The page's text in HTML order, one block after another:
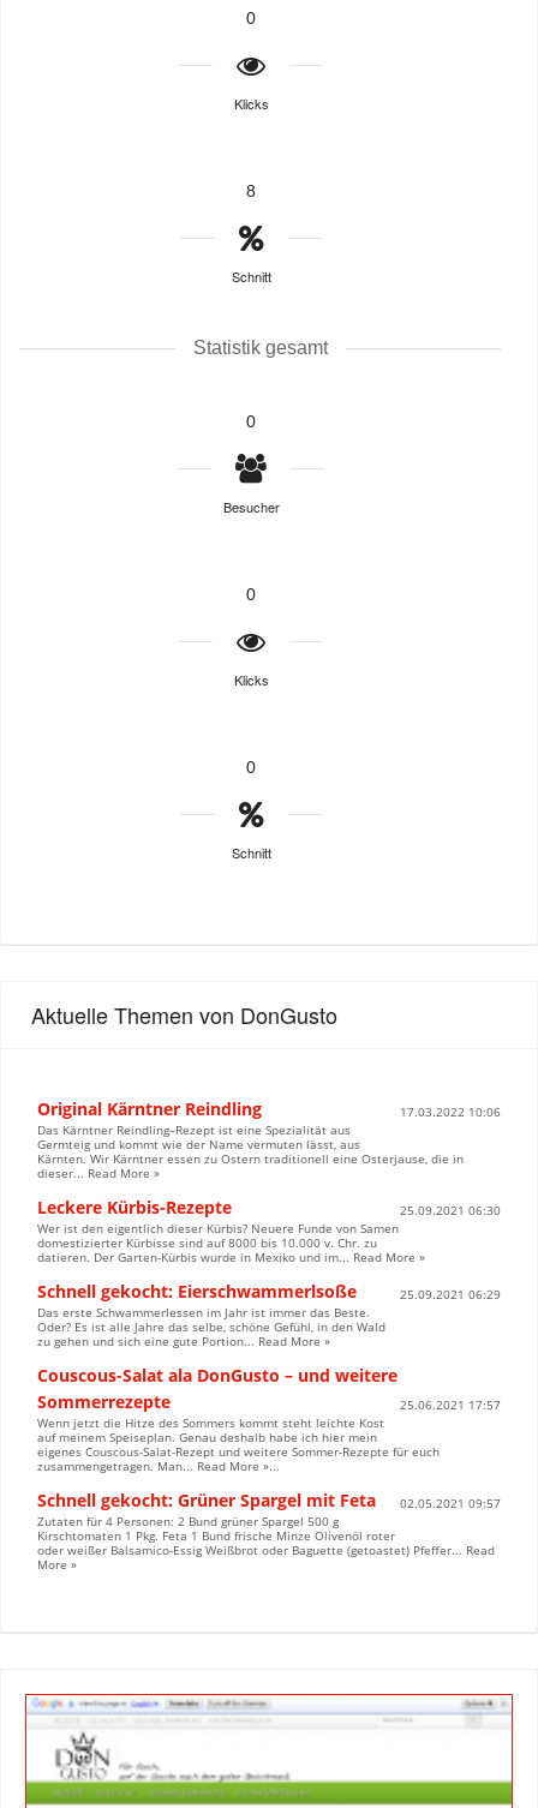
0
Klicks
8
Schnitt
Statistik gesamt
0
Besucher
0
Klicks
0
Schnitt
Aktuelle Themen von DonGusto
Original Kärntner Reindling
17.03.2022 10:06
Das Kärntner Reindling–Rezept ist eine Spezialität aus
Germteig und kommt wie der Name vermuten lässt, aus
Kärnten. Wir Kärntner essen zu Ostern traditionell eine Osterjause, die in
dieser... Read More »
Leckere Kürbis-Rezepte
25.09.2021 06:30
Wer ist den eigentlich dieser Kürbis? Neuere Funde von Samen
domestizierter Kürbisse sind auf 8000 bis 10.000 v. Chr. zu
datieren. Der Garten-Kürbis wurde in Mexiko und im... Read More »
Schnell gekocht: Eierschwammerlsoße
25.09.2021 06:29
Das erste Schwammerlessen im Jahr ist immer das Beste.
Oder? Es ist alle Jahre das selbe, schöne Gefühl, in den Wald
zu gehen und sich eine gute Portion... Read More »
Couscous-Salat ala DonGusto – und weitere
Sommerrezepte
25.06.2021 17:57
Wenn jetzt die Hitze des Sommers kommt steht leichte Kost
auf meinem Speiseplan. Genau deshalb habe ich hier mein
eigenes Couscous-Salat-Rezept und weitere Sommer-Rezepte für euch
zusammengetragen. Man... Read More »...
Schnell gekocht: Grüner Spargel mit Feta
02.05.2021 09:57
Zutaten für 4 Personen: 2 Bund grüner Spargel 500 g
Kirschtomaten 1 Pkg. Feta 1 Bund frische Minze Olivenöl roter
oder weißer Balsamico-Essig Weißbrot oder Baguette (getoastet) Pfeffer... Read
More »